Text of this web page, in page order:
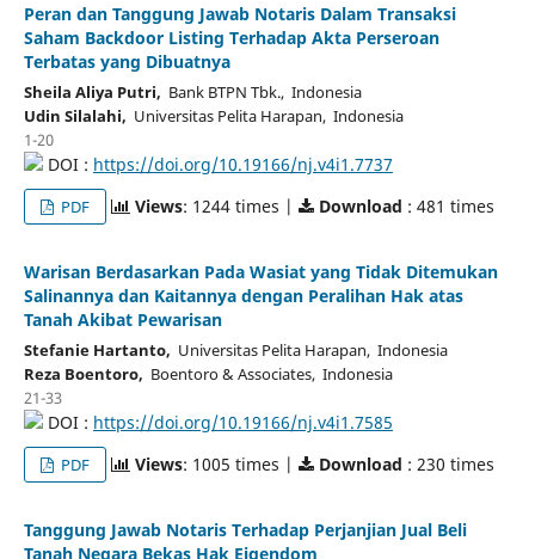
Peran dan Tanggung Jawab Notaris Dalam Transaksi
Saham Backdoor Listing Terhadap Akta Perseroan
Terbatas yang Dibuatnya
Sheila Aliya Putri, Bank BTPN Tbk., Indonesia
Udin Silalahi, Universitas Pelita Harapan, Indonesia
1-20
DOI : https://doi.org/10.19166/nj.v4i1.7737
PDF Views: 1244 times | Download : 481 times
Warisan Berdasarkan Pada Wasiat yang Tidak Ditemukan
Salinannya dan Kaitannya dengan Peralihan Hak atas
Tanah Akibat Pewarisan
Stefanie Hartanto, Universitas Pelita Harapan, Indonesia
Reza Boentoro, Boentoro & Associates, Indonesia
21-33
DOI : https://doi.org/10.19166/nj.v4i1.7585
PDF Views: 1005 times | Download : 230 times
Tanggung Jawab Notaris Terhadap Perjanjian Jual Beli
Tanah Negara Bekas Hak Eigendom